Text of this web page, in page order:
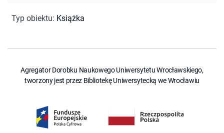
Typ obiektu: Książka
Agregator Dorobku Naukowego Uniwersytetu Wrocławskiego,
tworzony jest przez Bibliotekę Uniwersytecką we Wrocławiu